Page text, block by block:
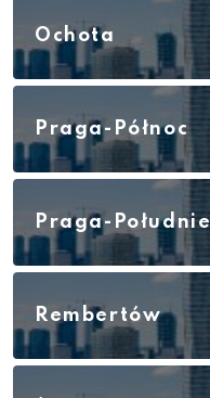
Ochota
Praga-Północ
Praga-Południe
Rembertów